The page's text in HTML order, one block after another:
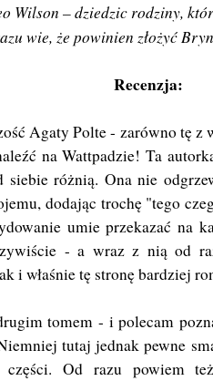
Wilson – dziedzic rodziny,
wie, że powinien złożyć
Recenzja:
Agaty Polte - zarówno tę z
na Wattpadzie! Ta
różnią. Ona nie
dodając trochę "tego
umie przekazać na
- a wraz z nią od
i właśnie tę stronę bardziej
tomem - i polecam
tutaj jednak pewne
części. Od razu powiem